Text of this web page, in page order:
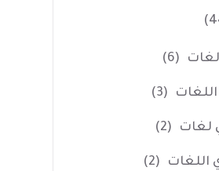
لغات (6)
(3)
لغات (2)
اللغات (2)